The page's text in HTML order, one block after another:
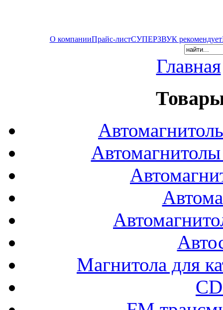
О компанииПрайс-листСУПЕРЗВУК рекомендует
Главная
Магнитола для